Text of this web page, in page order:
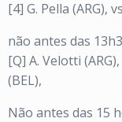
[4] G. Pella (ARG),
não antes das
[Q] A. Velotti
(BEL),
Não antes das 15